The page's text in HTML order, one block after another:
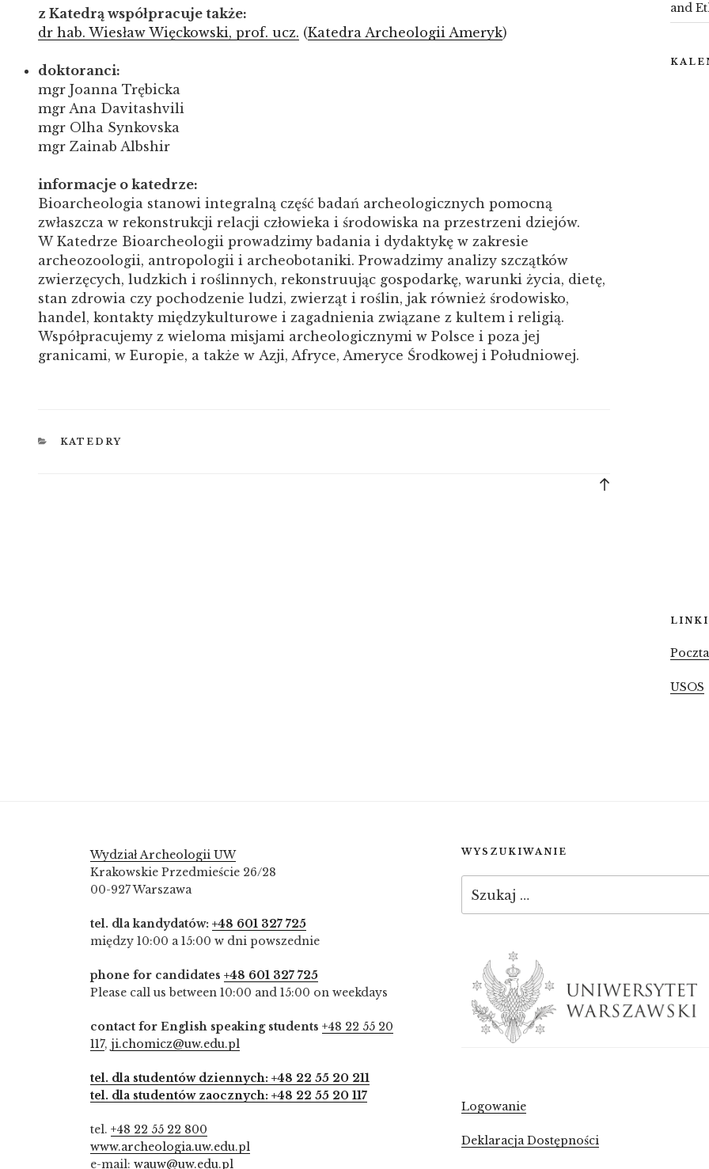
z Katedrą współpracuje także:
dr hab. Wiesław Więckowski, prof. ucz. (Katedra Archeologii Ameryk)
doktoranci:
mgr Joanna Trębicka
mgr Ana Davitashvili
mgr Olha Synkovska
mgr Zainab Albshir
informacje o katedrze:
Bioarcheologia stanowi integralną część badań archeologicznych pomocną
zwłaszcza w rekonstrukcji relacji człowieka i środowiska na przestrzeni dziejów.
W Katedrze Bioarcheologii prowadzimy badania i dydaktykę w zakresie
archeozoologii, antropologii i archeobotaniki. Prowadzimy analizy szczątków
zwierzęcych, ludzkich i roślinnych, rekonstruując gospodarkę, warunki życia, dietę,
stan zdrowia czy pochodzenie ludzi, zwierząt i roślin, jak również środowisko,
handel, kontakty międzykulturowe i zagadnienia związane z kultem i religią.
Współpracujemy z wieloma misjami archeologicznymi w Polsce i poza jej
granicami, w Europie, a także w Azji, Afryce, Ameryce Środkowej i Południowej.
KATEGORIE
KATEDRY
and
LINKI
USOS
Wydział Archeologii UW
Krakowskie Przedmieście 26/28
00-927 Warszawa
tel. dla kandydatów: +48 601 327 725
między 10:00 a 15:00 w dni powszednie
phone for candidates +48 601 327 725
Please call us between 10:00 and 15:00 on weekdays
contact for English speaking students +48 22 55 20
117, ji.chomicz@uw.edu.pl
tel. dla studentów dziennych: +48 22 55 20 211
tel. dla studentów zaocznych: +48 22 55 20 117
tel. +48 22 55 22 800
www.archeologia.uw.edu.pl
e-mail: wauw@uw.edu.pl
WYSZUKIWANIE
Logowanie
Deklaracja Dostępności